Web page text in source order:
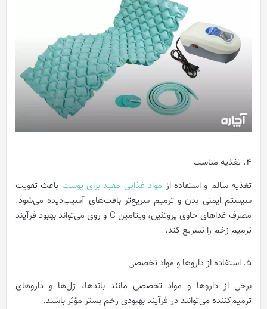
4. تغذیه مناسب
تغذیه سالم و استفاده از مواد غذایی مفید برای پوست باعث تقویت
سیستم ایمنی بدن و ترمیم سریع‌تر بافت‌های آسیب‌دیده می‌شود.
مصرف غذاهای حاوی پروتئین، ویتامین C و روی می‌تواند بهبود فرآیند
ترمیم زخم را تسریع کند.
5. استفاده از داروها و مواد تخصصی
برخی از داروها و مواد تخصصی مانند باندها، ژل‌ها و داروهای
ترمیم‌‎‌کننده می‌توانند در فرآیند بهبودی زخم بستر مؤثر باشند.